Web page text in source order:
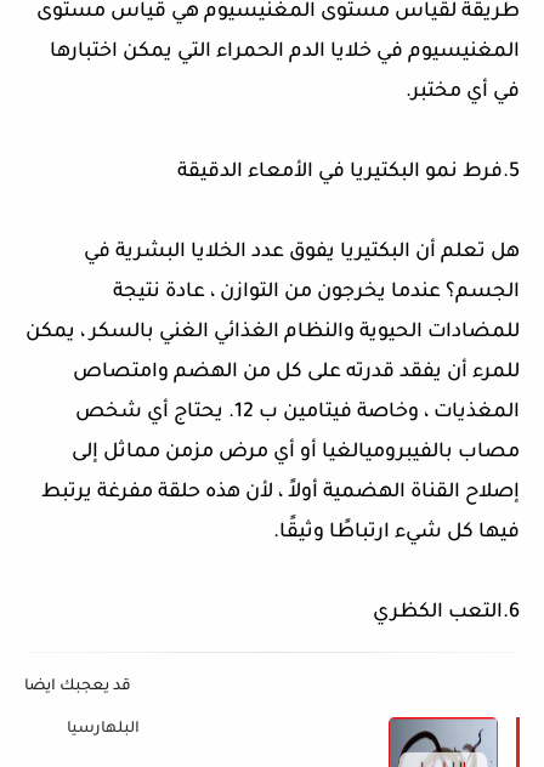
طريقة لقياس مستوى المغنيسيوم هي قياس مستوى
المغنيسيوم في خلايا الدم الحمراء التي يمكن اختبارها
في أي مختبر.
5.فرط نمو البكتيريا في الأمعاء الدقيقة
هل تعلم أن البكتيريا يفوق عدد الخلايا البشرية في
الجسم؟ عندما يخرجون من التوازن ، عادة نتيجة
للمضادات الحيوية والنظام الغذائي الغني بالسكر ، يمكن
للمرء أن يفقد قدرته على كل من الهضم وامتصاص
المغذيات ، وخاصة فيتامين ب 12. يحتاج أي شخص
مصاب بالفيبروميالغيا أو أي مرض مزمن مماثل إلى
إصلاح القناة الهضمية أولاً ، لأن هذه حلقة مفرغة يرتبط
فيها كل شيء ارتباطًا وثيقًا.
6.التعب الكظري
قد يعجبك ايضا
البلهارسيا